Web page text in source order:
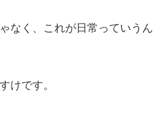
なく、これが日常っていうん
けです。